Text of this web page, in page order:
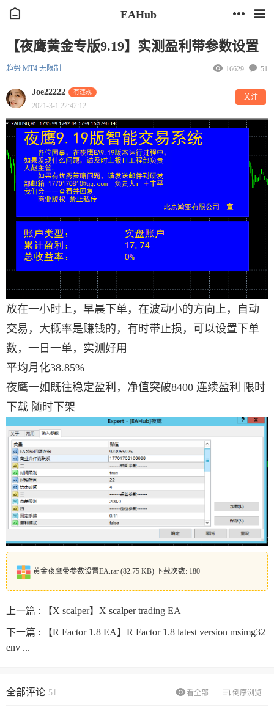
EAHub
【夜鹰黄金专版9.19】实测盈利带参数设置
趋势 MT4 无限制 51
16629
Joe22222 有违规
2021-3-1 22:42:12
关注
放在一小时上，早晨下单，在波动小的方向上，自动
交易，大概率是赚钱的，有时带止损，可以设置下单
数，一日一单，实测好用
平均月化38.85%
夜鹰一如既往稳定盈利，净值突破8400 连续盈利 限时
下载 随时下架
黄金夜鹰带参数设置EA.rar (82.75 KB) 下载次数: 180
上一篇 : 【X scalper】X scalper trading EA
下一篇 :
【R Factor 1.8 EA】R Factor 1.8 latest version msimg32
env ...
看全部 倒序浏览
全部评论 51